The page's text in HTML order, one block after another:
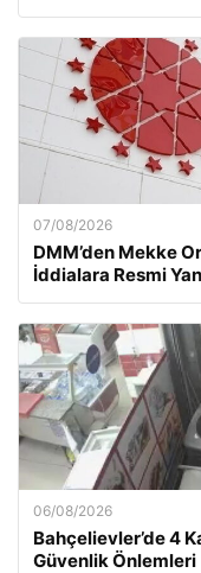
07/08/2026
DMM’den Mekke
İddialara Resmi
06/08/2026
Bahçelievler’de 4
Güvenlik Önlemleri